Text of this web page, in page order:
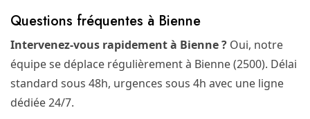
Questions fréquentes à Bienne
Intervenez-vous rapidement à Bienne ? Oui, notre
équipe se déplace régulièrement à Bienne (2500). Délai
standard sous 48h, urgences sous 4h avec une ligne
dédiée 24/7.